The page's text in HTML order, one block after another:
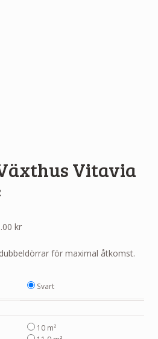
Vitavia
kr
till
för maximal åtkomst.
Svart
10 m²